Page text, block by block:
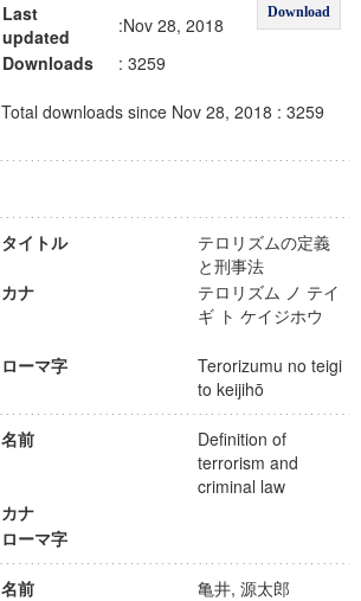
Download
Last
updated
:Nov 28, 2018
Downloads
: 3259
Total downloads since Nov 28, 2018 : 3259
タイトル
テロリズムの定義
と刑事法
カナ
テロリズム ノ テイ
ギ ト ケイジホウ
ローマ字
Terorizumu no teigi
to keijihō
名前
Definition of
terrorism and
criminal law
カナ
ローマ字
名前 亀井, 源太郎